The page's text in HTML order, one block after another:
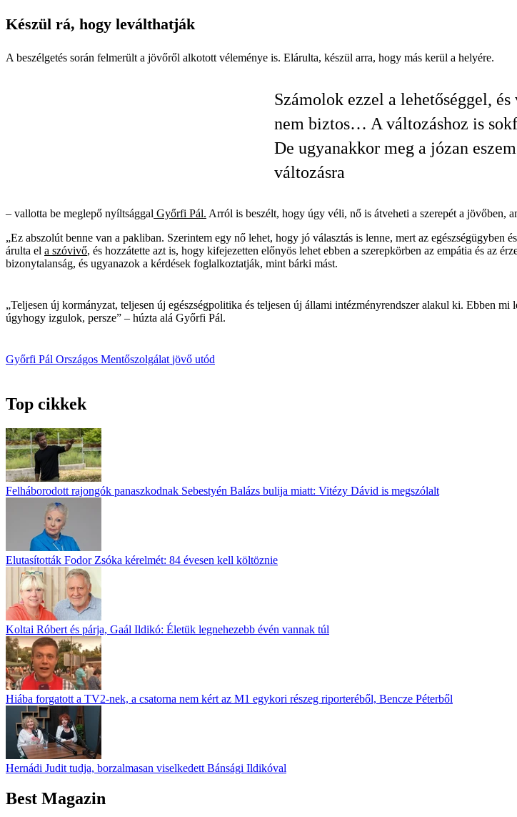
Készül rá, hogy leválthatják
A beszélgetés során felmerült a jövőről alkotott véleménye is. Elárulta, készül arra, hogy más kerül a helyére.
Számolok ezzel a lehetőséggel,
nem biztos… A változáshoz is
De ugyanakkor meg a józan
változásra
– vallotta be meglepő nyíltsággal Győrfi Pál. Arról is beszélt, hogy úgy véli, nő is átveheti a szerepét a jövőben,
„Ez abszolút benne van a pakliban. Szerintem egy nő lehet, hogy jó választás is lenne, mert az
árulta el a szóvivő, és hozzátette azt is, hogy kifejezetten előnyös lehet ebben a szerepkörben az empátia és az
bizonytalanság, és ugyanazok a kérdések foglalkoztatják, mint bárki mást.
„Teljesen új kormányzat, teljesen új egészségpolitika és teljesen új állami intézményrendszer alakul ki. Ebben
úgyhogy izgulok, persze” – húzta alá Győrfi Pál.
Győrfi Pál Országos Mentőszolgálat jövő utód
Top cikkek
Felháborodott rajongók panaszkodnak Sebestyén Balázs bulija miatt: Vitézy Dávid is megszólalt
Elutasították Fodor Zsóka kérelmét: 84 évesen kell költöznie
Koltai Róbert és párja, Gaál Ildikó: Életük legnehezebb évén vannak túl
Hiába forgatott a TV2-nek, a csatorna nem kért az M1 egykori részeg riporteréből, Bencze Péterből
Hernádi Judit tudja, borzalmasan viselkedett Bánsági Ildikóval
Best Magazin